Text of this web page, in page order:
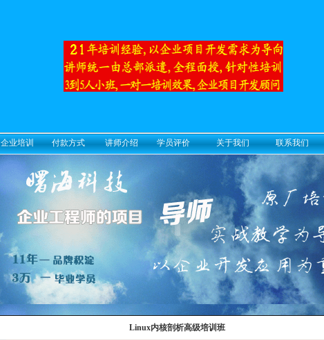
企业培训 付款方式 讲师介绍 学员评价 关于我们 联系我们
Linux内核剖析高级培训班
班级规模及环境--热线:4008699035 手机:15921673576/13918613812( 微信同号)